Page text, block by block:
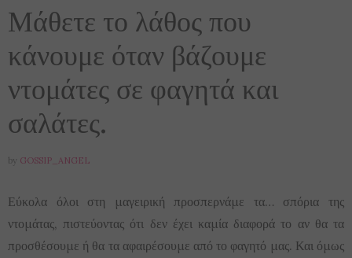
Μάθετε το λάθος που
κάνουμε όταν βάζουμε
ντομάτες σε φαγητά και
σαλάτες.
by GOSSIP_ANGEL
Εύκολα όλοι στη μαγειρική προσπερνάμε τα… σπόρια της
ντομάτας, πιστεύοντας ότι δεν έχει καμία διαφορά το αν θα τα
προσθέσουμε ή θα τα αφαιρέσουμε από το φαγητό μας. Και όμως